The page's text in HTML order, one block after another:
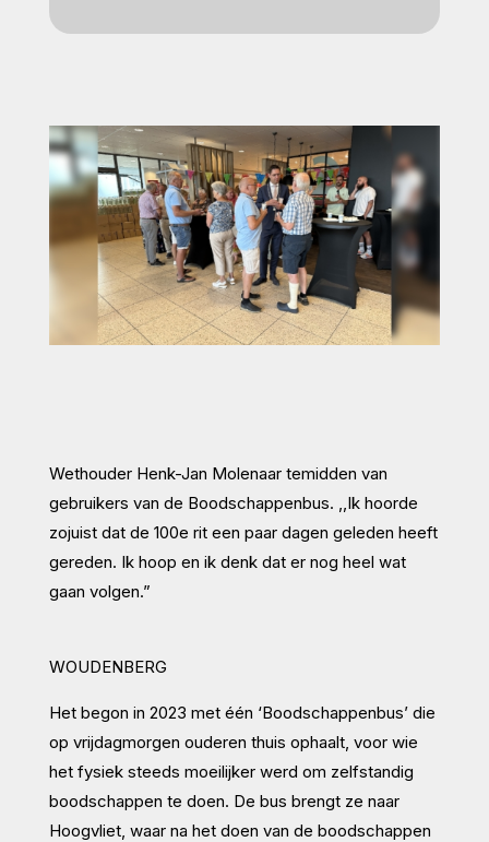
Wethouder Henk-Jan Molenaar temidden van
gebruikers van de Boodschappenbus. ,,Ik hoorde
zojuist dat de 100e rit een paar dagen geleden heeft
gereden. Ik hoop en ik denk dat er nog heel wat
gaan volgen.”
WOUDENBERG
Het begon in 2023 met één ‘Boodschappenbus’ die
op vrijdagmorgen ouderen thuis ophaalt, voor wie
het fysiek steeds moeilijker werd om zelfstandig
boodschappen te doen. De bus brengt ze naar
Hoogvliet, waar na het doen van de boodschappen